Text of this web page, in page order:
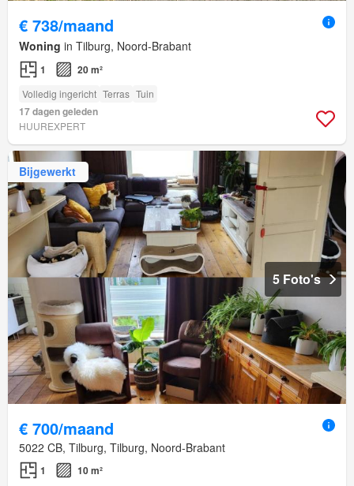
€ 738/maand
Woning in Tilburg, Noord-Brabant
1 20 m²
Volledig ingericht Terras Tuin
17 dagen geleden
HUUREXPERT
Bijgewerkt
5 Foto's
€ 700/maand
5022 CB, Tilburg, Tilburg, Noord-Brabant
1 10 m²